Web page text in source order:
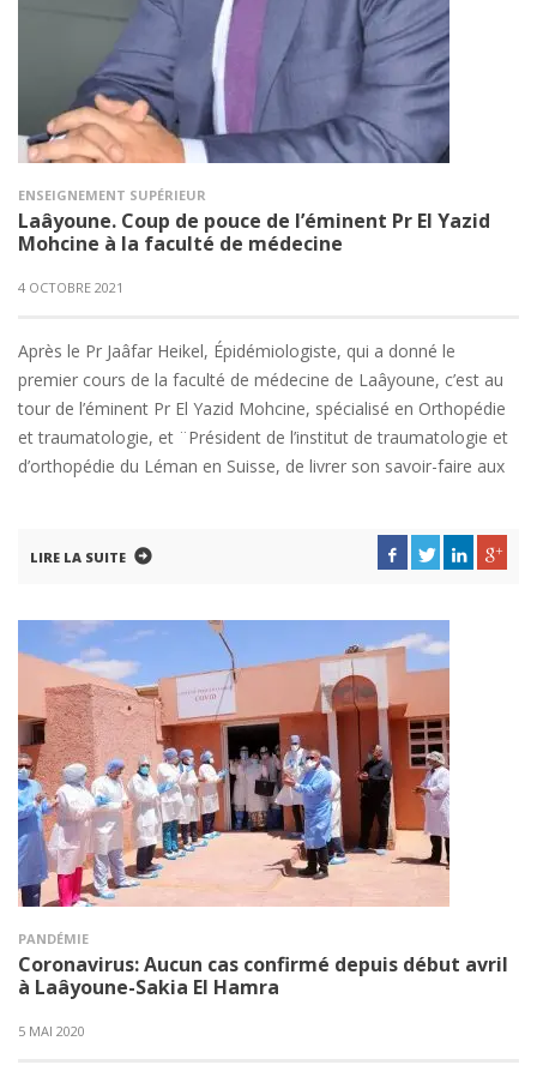
ENSEIGNEMENT SUPÉRIEUR
Laâyoune. Coup de pouce de l’éminent Pr El Yazid
Mohcine à la faculté de médecine
4 OCTOBRE 2021
Après le Pr Jaâfar Heikel, Épidémiologiste, qui a donné le
premier cours de la faculté de médecine de Laâyoune, c’est au
tour de l’éminent Pr El Yazid Mohcine, spécialisé en Orthopédie
et traumatologie, et ¨Président de l’institut de traumatologie et
d’orthopédie du Léman en Suisse, de livrer son savoir-faire aux
LIRE LA SUITE
PANDÉMIE
Coronavirus: Aucun cas confirmé depuis début avril
à Laâyoune-Sakia El Hamra
5 MAI 2020